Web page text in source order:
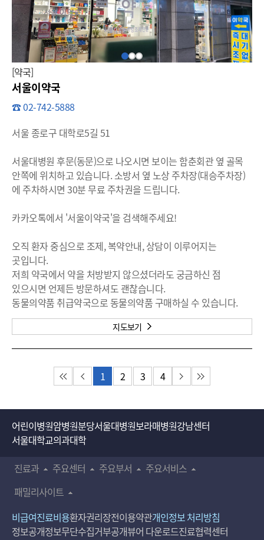
[약국]
서울이약국
☎ 02-742-5888
서울 종로구 대학로5길 51
서울대병원 후문(동문)으로 나오시면 보이는 함춘회관 옆 골목
안쪽에 위치하고 있습니다. 소방서 옆 노상 주차장(대승주차장)
에 주차하시면 30분 무료 주차권을 드립니다.
카카오톡에서 '서울이약국'을 검색해주세요!
오직 환자 중심으로 조제, 복약안내, 상담이 이루어지는
곳입니다.
저희 약국에서 약을 처방받지 않으셨더라도 궁금하신 점
있으시면 언제든 방문하셔도 괜찮습니다.
동물의약품 취급약국으로 동물의약품 구매하실 수 있습니다.
지도보기
첫 페이지이전 페이지
1 2 3 4
다음 페이지마지막 페이지
어린이병원암병원분당서울대병원보라매병원강남센터
서울대학교의과대학
진료과
주요센터 주요부서
주요서비스
패밀리사이트
비급여진료비용환자권리장전이용약관개인정보 처리방침
정보공개정보무단수집거부공개뷰어 다운로드진료협력센터